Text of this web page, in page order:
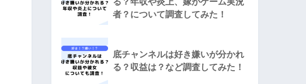
者？について調査してみた！
底チャンネルは好き嫌いが分かれ
る？収益は？など調査してみた！